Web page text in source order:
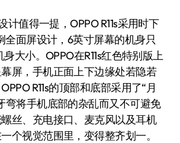
全面屏设计，6英寸屏幕的机身只
大小。OPPO在R11s红色特别版上
屏，手机正面上下边缘处若隐若
R11s的顶部和底部采用了“月
弯将手机底部的杂乱而又不可避免
丝、充电接口、麦克风以及耳机
个视觉范围里，变得整齐划一。